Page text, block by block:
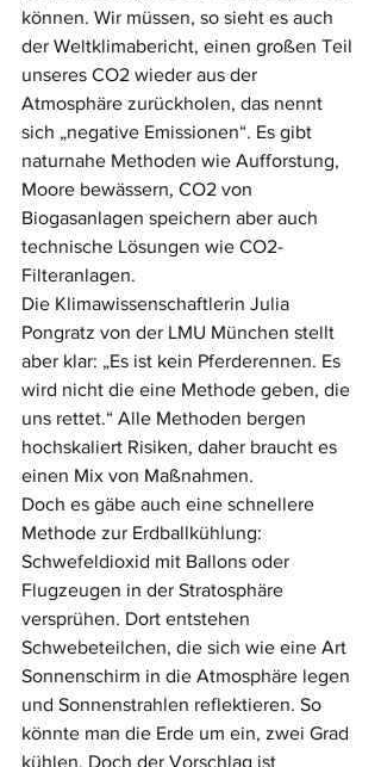
können. Wir müssen, so sieht es auch
der Weltklimabericht, einen großen Teil
unseres CO2 wieder aus der
Atmosphäre zurückholen, das nennt
sich „negative Emissionen“. Es gibt
naturnahe Methoden wie Aufforstung,
Moore bewässern, CO2 von
Biogasanlagen speichern aber auch
technische Lösungen wie CO2-
Filteranlagen.
Die Klimawissenschaftlerin Julia
Pongratz von der LMU München stellt
aber klar: „Es ist kein Pferderennen. Es
wird nicht die eine Methode geben, die
uns rettet.“ Alle Methoden bergen
hochskaliert Risiken, daher braucht es
einen Mix von Maßnahmen.
Doch es gäbe auch eine schnellere
Methode zur Erdballkühlung:
Schwefeldioxid mit Ballons oder
Flugzeugen in der Stratosphäre
versprühen. Dort entstehen
Schwebeteilchen, die sich wie eine Art
Sonnenschirm in die Atmosphäre legen
und Sonnenstrahlen reflektieren. So
könnte man die Erde um ein, zwei Grad
kühlen. Doch der Vorschlag ist